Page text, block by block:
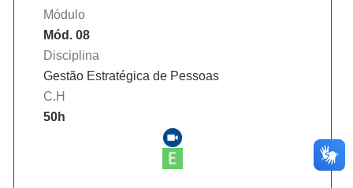
Módulo
Mód. 08
Disciplina
Gestão Estratégica de Pessoas
C.H
50h